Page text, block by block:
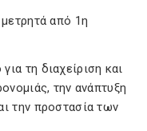
από 1η
τη διαχείριση και
την ανάπτυξη
την προστασία των